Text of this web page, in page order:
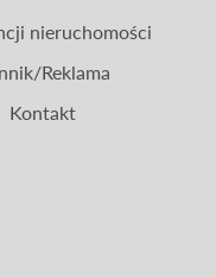
nieruchomości
Reklama
Kontakt